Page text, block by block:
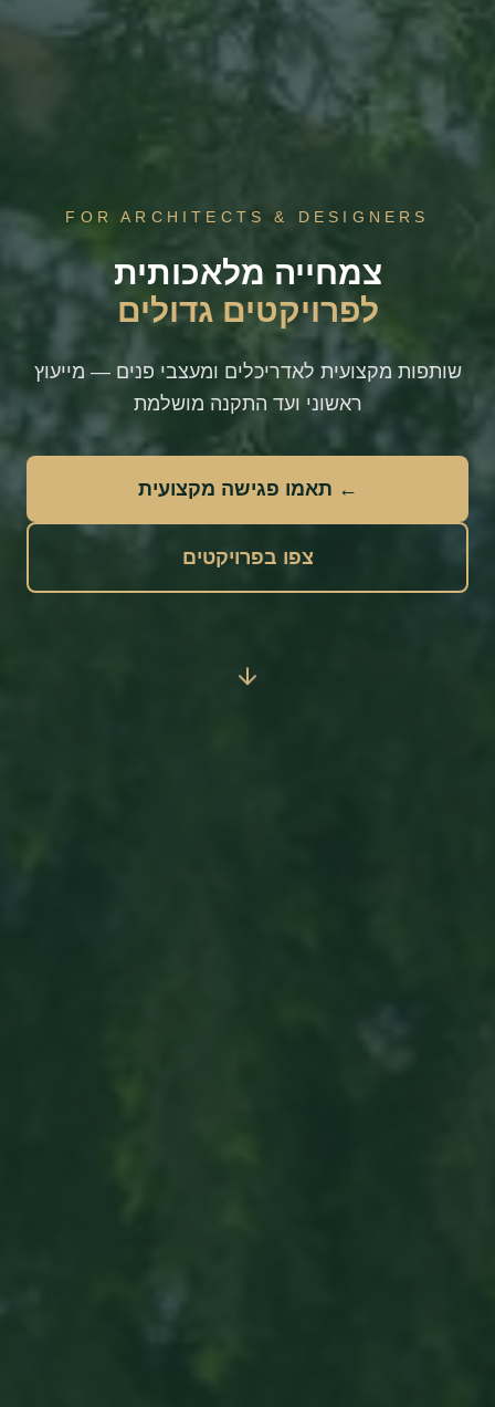
FOR ARCHITECTS & DESIGNERS
צמחייה מלאכותית
לפרויקטים גדולים
שותפות מקצועית לאדריכלים ומעצבי פנים — מייעוץ
ראשוני ועד התקנה מושלמת
← תאמו פגישה מקצועית
צפו בפרויקטים